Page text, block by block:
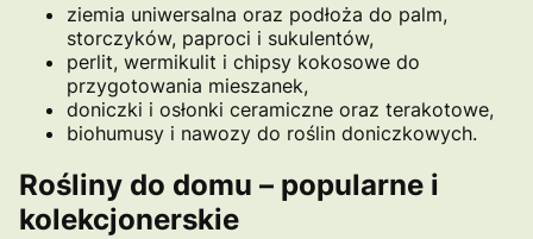
ziemia uniwersalna oraz podłoża do palm,
storczyków, paproci i sukulentów,
perlit, wermikulit i chipsy kokosowe do
przygotowania mieszanek,
doniczki i osłonki ceramiczne oraz terakotowe,
biohumusy i nawozy do roślin doniczkowych.
Rośliny do domu – popularne i
kolekcjonerskie